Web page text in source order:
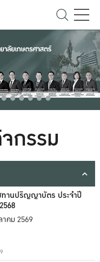
กรรม
านปริญญาบัตร ประจำปี
คม 2569